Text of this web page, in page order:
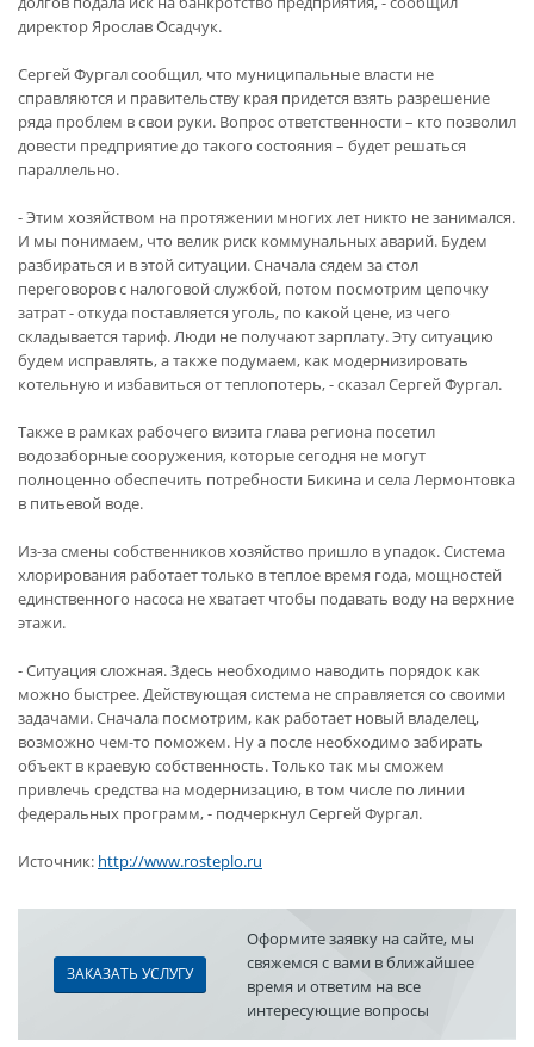
директор Ярослав Осадчук.
Сергей Фургал сообщил, что муниципальные власти не
справляются и правительству края придется взять разрешение
ряда проблем в свои руки. Вопрос ответственности – кто позволил
довести предприятие до такого состояния – будет решаться
параллельно.
- Этим хозяйством на протяжении многих лет никто не занимался.
И мы понимаем, что велик риск коммунальных аварий. Будем
разбираться и в этой ситуации. Сначала сядем за стол
переговоров с налоговой службой, потом посмотрим цепочку
затрат - откуда поставляется уголь, по какой цене, из чего
складывается тариф. Люди не получают зарплату. Эту ситуацию
будем исправлять, а также подумаем, как модернизировать
котельную и избавиться от теплопотерь, - сказал Сергей Фургал.
Также в рамках рабочего визита глава региона посетил
водозаборные сооружения, которые сегодня не могут
полноценно обеспечить потребности Бикина и села Лермонтовка
в питьевой воде.
Из-за смены собственников хозяйство пришло в упадок. Система
хлорирования работает только в теплое время года, мощностей
единственного насоса не хватает чтобы подавать воду на верхние
этажи.
- Ситуация сложная. Здесь необходимо наводить порядок как
можно быстрее. Действующая система не справляется со своими
задачами. Сначала посмотрим, как работает новый владелец,
возможно чем-то поможем. Ну а после необходимо забирать
объект в краевую собственность. Только так мы сможем
привлечь средства на модернизацию, в том числе по линии
федеральных программ, - подчеркнул Сергей Фургал.
Источник: http://www.rosteplo.ru
ЗАКАЗАТЬ УСЛУГУ
Оформите заявку на сайте, мы
свяжемся с вами в ближайшее
время и ответим на все
интересующие вопросы